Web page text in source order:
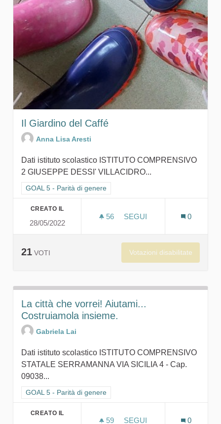
Il Giardino del Caffé
Anna Lisa Aresti
Dati istituto scolastico ISTITUTO COMPRENSIVO
2 GIUSEPPE DESSI' VILLACIDRO...
Filtra i risultati per categoria: GOAL 5 - Parità di genere
GOAL 5 - Parità di genere
CREATO IL
28/05/2022
56 56 SOSTENITORI
SEGUI
0
21 VOTI Votazioni disabilitate
La città che vorrei! Aiutami...
Costruiamola insieme.
Gabriela Lai
Dati istituto scolastico ISTITUTO COMPRENSIVO
STATALE SERRAMANNA VIA SICILIA 4 - Cap.
09038...
Filtra i risultati per categoria: GOAL 5 - Parità di genere
GOAL 5 - Parità di genere
CREATO IL
59 59 SOSTENITORI
SEGUI
0